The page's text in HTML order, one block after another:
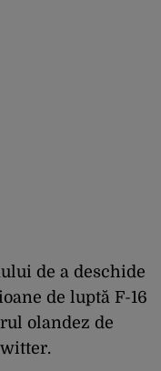
de a deschide
de luptă F-16
olandez de